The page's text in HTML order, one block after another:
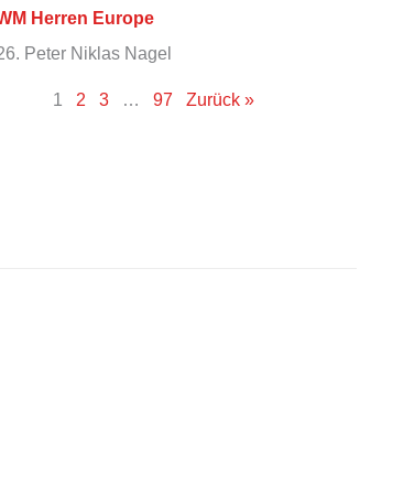
Herren Europe
Peter Niklas Nagel
1 2 3 … 97 Zurück »